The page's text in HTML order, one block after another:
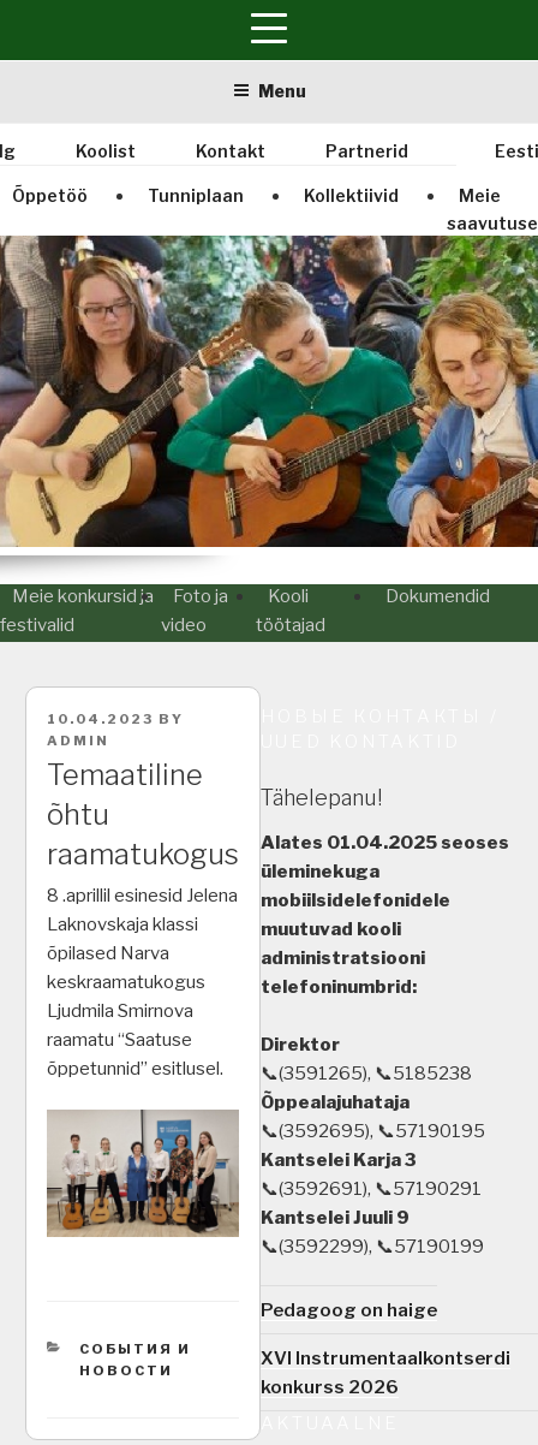
Menu
Koolist Kontakt Partnerid
Õppetöö Tunniplaan Kollektiivid
Meie
Meie konkursid ja
festivalid
Foto ja
video
Kooli
töötajad
Dokumendid
POSTED
ON
10.04.2023 BY
ADMIN
Temaatiline
õhtu
raamatukogus
8 .aprillil esinesid Jelena
Laknovskaja klassi
õpilased Narva
keskraamatukogus
Ljudmila Smirnova
raamatu “Saatuse
õppetunnid” esitlusel.
CATEGORIES
СОБЫТИЯ И
НОВОСТИ
Tähelepanu!
Alates 01.04.2025 seoses
üleminekuga
mobiilsidelefonidele
muutuvad kooli
administratsiooni
telefoninumbrid:
Direktor
📞(3591265), 📞5185238
Õppealajuhataja
📞(3592695), 📞57190195
Kantselei Karja 3
📞(3592691), 📞57190291
Kantselei Juuli 9
📞(3592299), 📞57190199
Pedagoog on haige
XVI Instrumentaalkontserdi
konkurss 2026